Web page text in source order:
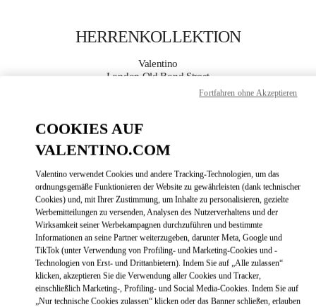
HERRENKOLLEKTION
Valentino
London Old Bond Street
MEHR DETAILS
ZUR WEGBESCHREIBUNGLINK
COOKIES AUF
VALENTINO.COM
Valentino verwendet Cookies und andere Tracking-Technologien, um das
ordnungsgemäße Funktionieren der Website zu gewährleisten (dank technischer
Cookies) und, mit Ihrer Zustimmung, um Inhalte zu personalisieren, gezielte
Werbemitteilungen zu versenden, Analysen des Nutzerverhaltens und der
Wirksamkeit seiner Werbekampagnen durchzuführen und bestimmte
Informationen an seine Partner weiterzugeben, darunter Meta, Google und
TikTok (unter Verwendung von Profiling- und Marketing-Cookies und -
Technologien von Erst- und Drittanbietern). Indem Sie auf „Alle zulassen“
klicken, akzeptieren Sie die Verwendung aller Cookies und Tracker,
einschließlich Marketing-, Profiling- und Social Media-Cookies. Indem Sie auf
„Nur technische Cookies zulassen“ klicken oder das Banner schließen, erlauben
Fortfahren ohne Akzeptieren